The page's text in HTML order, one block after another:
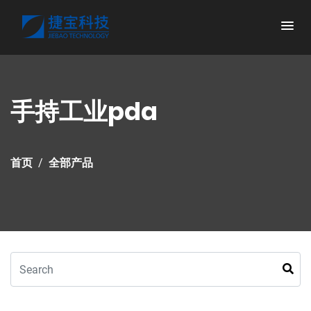
手持工业pda
首页 全部产品